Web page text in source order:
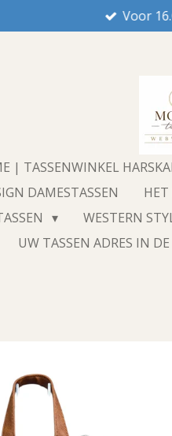
Voor
| TASSENWINKEL
DAMESTASSEN
HET
WESTERN
UW TASSEN ADRES IN DE